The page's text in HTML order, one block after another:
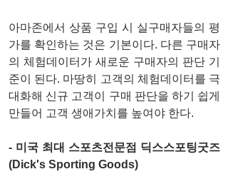
아마존에서 상품 구입 시 실구매자들의 평
가를 확인하는 것은 기본이다. 다른 구매자
의 체험데이터가 새로운 구매자의 판단 기
준이 된다. 마땅히 고객의 체험데이터를 극
대화해 신규 고객이 구매 판단을 하기 쉽게
만들어 고객 생애가치를 높여야 한다.
- 미국 최대 스포츠전문점 딕스스포팅굿즈
(Dick's Sporting Goods)